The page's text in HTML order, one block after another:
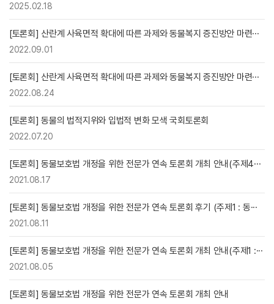
2025.02.18
[토론회] 산란계 사육면적 확대에 따른 과제와 동물복지 증진방안 마련···
2022.09.01
[토론회] 산란계 사육면적 확대에 따른 과제와 동물복지 증진방안 마련···
2022.08.24
[토론회] 동물의 법적지위와 입법적 변화 모색 국회토론회
2022.07.20
[토론회] 동물보호법 개정을 위한 전문가 연속 토론회 개최 안내(주제4···
2021.08.17
[토론회] 동물보호법 개정을 위한 전문가 연속 토론회 후기 (주제1 : 동···
2021.08.11
[토론회] 동물보호법 개정을 위한 전문가 연속 토론회 개최 안내(주제1 :···
2021.08.05
[토론회] 동물보호법 개정을 위한 전문가 연속 토론회 개최 안내